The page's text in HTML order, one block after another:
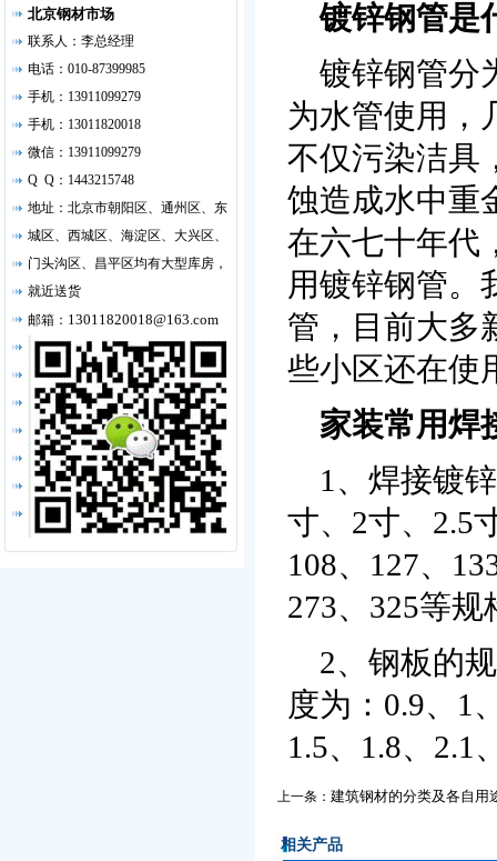
北京钢材市场
联系人：李总经理
电话：010-87399985
手机：13911099279
手机：13011820018
微信：13911099279
Q Q：1443215748
地址：北京市朝阳区、通州区、东
城区、西城区、海淀区、大兴区、
门头沟区、昌平区均有大型库房，
就近送货
邮箱： 13011820018@163.com
镀锌钢管是
镀锌钢管分
为水管使用，
不仅污染洁具
蚀造成水中重
在六七十年代
用镀锌钢管。
管，目前大多
些小区还在使
家装常用焊
1、焊接镀锌
寸、2寸、2.5
108、127、
273、325等
2、钢板的
度为：0.9、1
1.5、1.8、2.1
上一条： 建筑钢材的分类及各自用
相关产品